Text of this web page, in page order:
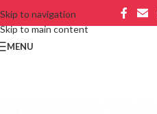
Skip to navigation
Skip to main content
MENU